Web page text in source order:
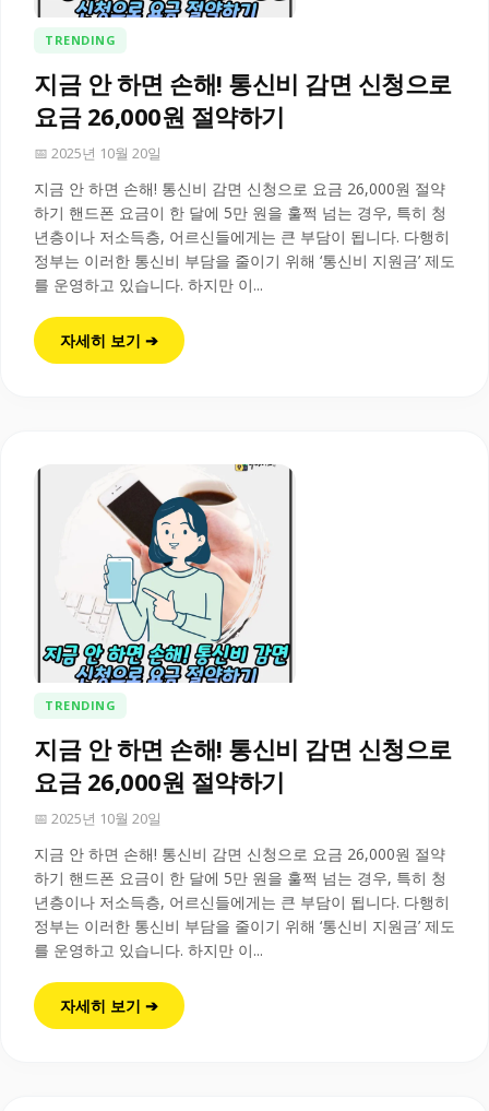
TRENDING
지금 안 하면 손해! 통신비 감면 신청으로
요금 26,000원 절약하기
📅 2025년 10월 20일
지금 안 하면 손해! 통신비 감면 신청으로 요금 26,000원 절약
하기 핸드폰 요금이 한 달에 5만 원을 훌쩍 넘는 경우, 특히 청
년층이나 저소득층, 어르신들에게는 큰 부담이 됩니다. 다행히
정부는 이러한 통신비 부담을 줄이기 위해 ‘통신비 지원금’ 제도
를 운영하고 있습니다. 하지만 이...
자세히 보기 ➔
TRENDING
지금 안 하면 손해! 통신비 감면 신청으로
요금 26,000원 절약하기
📅 2025년 10월 20일
지금 안 하면 손해! 통신비 감면 신청으로 요금 26,000원 절약
하기 핸드폰 요금이 한 달에 5만 원을 훌쩍 넘는 경우, 특히 청
년층이나 저소득층, 어르신들에게는 큰 부담이 됩니다. 다행히
정부는 이러한 통신비 부담을 줄이기 위해 ‘통신비 지원금’ 제도
를 운영하고 있습니다. 하지만 이...
자세히 보기 ➔